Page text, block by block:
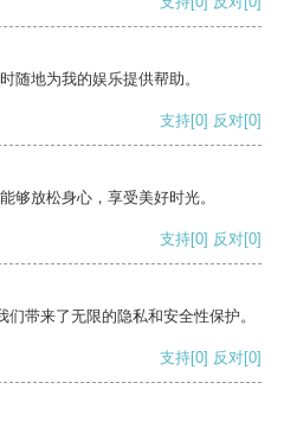
随地为我的娱乐提供帮助。
支持[0] 反对[0]
够放松身心，享受美好时光。
支持[0] 反对[0]
带来了无限的隐私和安全性保护。
支持[0] 反对[0]